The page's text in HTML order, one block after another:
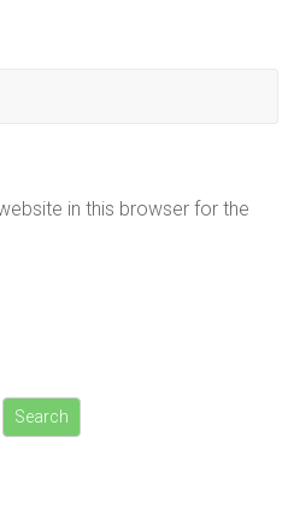
in this browser for the
Search